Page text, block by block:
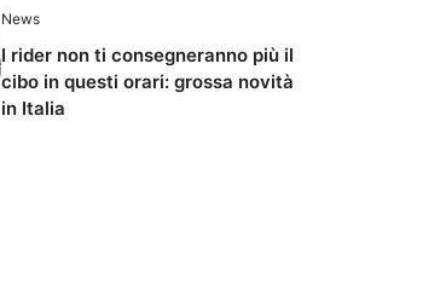
News
I rider non ti consegneranno più il
cibo in questi orari: grossa novità
in Italia